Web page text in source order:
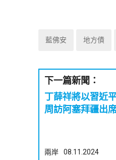
藍佛安 地方債
下一篇新聞：
丁薛祥將以習近
周訪阿塞拜疆出
兩岸 08.11.2024